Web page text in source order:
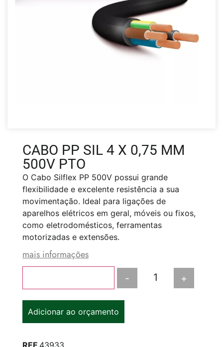
CABO PP SIL 4 X 0,75 MM
500V PTO
O Cabo Silflex PP 500V possui grande
flexibilidade e excelente resistência a sua
movimentação. Ideal para ligações de
aparelhos elétricos em geral, móveis ou fixos,
como eletrodomésticos, ferramentas
motorizadas e extensões.
mais informações
- +
Adicionar ao orçamento
REF 43933